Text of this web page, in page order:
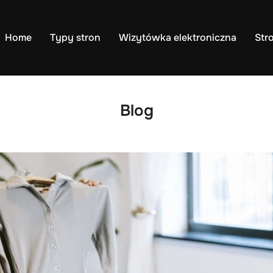
Home Typy stron Wizytówka elektroniczna
Blog